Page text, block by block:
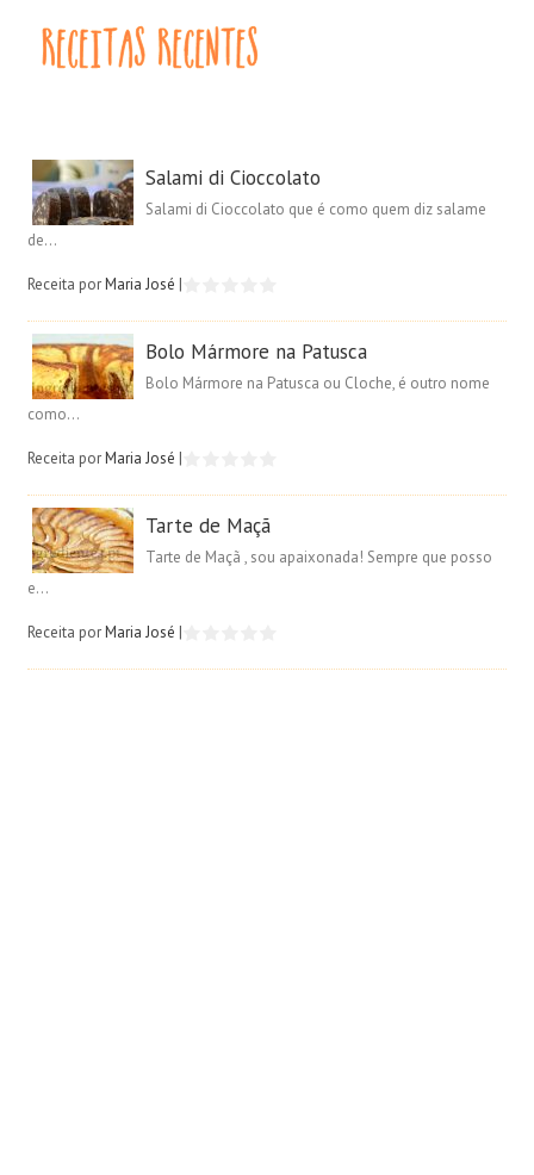
Salami di Cioccolato
Salami di Cioccolato que é como quem diz salame
de...
Receita porMaria José |
Bolo Mármore na Patusca
Bolo Mármore na Patusca ou Cloche, é outro nome
como...
Receita porMaria José |
Tarte de Maçã
Tarte de Maçã , sou apaixonada! Sempre que posso
e...
Receita porMaria José |